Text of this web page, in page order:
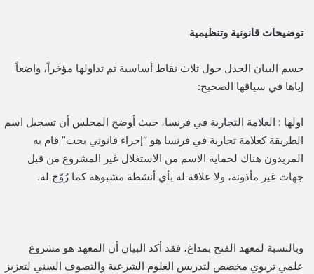
​توضيحات قانونية وتنظيمية
​حسم البيان الجدل حول ثلاث نقاط أساسية تم تداولها مؤخراً، واضعاً
إياها في سياقها الصحيح:
اولها : ​العلامة التجارية في فرنسا، حيث أوضح المجلس أن تسجيل اسم
الطريقة كعلامة تجارية في فرنسا هو “إجراء قانوني بحت” قام به
المريدون هناك لحماية الاسم من الاستغلال غير المشروع من قبل
جهات غير مأذونة، ولا علاقة له بأي أنشطة مشبوهة كما رُوّج له.
وبالنسبة ل​معهد الفتح بمداغ، فقد أكد البيان أن المعهد هو مشروع
علمي تربوي مخصص لتدريس العلوم الشرعية والتصوف السني لتعزيز